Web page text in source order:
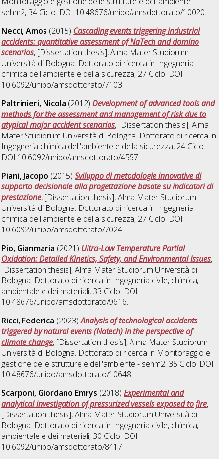
sehm2, 34 Ciclo. DOI 10.48676/unibo/amsdottorato/10020.
Necci, Amos (2015) Cascading events triggering industrial
accidents: quantitative assessment of NaTech and domino
scenarios, [Dissertation thesis], Alma Mater Studiorum
Università di Bologna. Dottorato di ricerca in Ingegneria
chimica dell'ambiente e della sicurezza, 27 Ciclo. DOI
10.6092/unibo/amsdottorato/7103.
Paltrinieri, Nicola (2012)Development of advanced tools and
methods for the assessment and management of risk due to
atypical major accident scenarios, [Dissertation thesis], Alma
Mater Studiorum Università di Bologna. Dottorato di ricerca in
Ingegneria chimica dell'ambiente e della sicurezza, 24 Ciclo.
DOI 10.6092/unibo/amsdottorato/4557.
Piani, Jacopo (2015)Sviluppo di metodologie innovative di
supporto decisionale alla progettazione basate su indicatori di
prestazione, [Dissertation thesis], Alma Mater Studiorum
Università di Bologna. Dottorato di ricerca in Ingegneria
chimica dell'ambiente e della sicurezza, 27 Ciclo. DOI
10.6092/unibo/amsdottorato/7024.
Pio, Gianmaria (2021) Ultra-Low Temperature Partial
Oxidation: Detailed Kinetics, Safety, and Environmental Issues,
[Dissertation thesis], Alma Mater Studiorum Università di
Bologna. Dottorato di ricerca in Ingegneria civile, chimica,
ambientale e dei materiali, 33 Ciclo. DOI
10.48676/unibo/amsdottorato/9616.
Ricci, Federica (2023)Analysis of technological accidents
triggered by natural events (Natech) in the perspective of
climate change, [Dissertation thesis], Alma Mater Studiorum
Università di Bologna. Dottorato di ricerca in Monitoraggio e
gestione delle strutture e dell'ambiente - sehm2, 35 Ciclo. DOI
10.48676/unibo/amsdottorato/10648.
Scarponi, Giordano Emrys (2018)Experimental and
analytical investigation of pressurized vessels exposed to fire,
[Dissertation thesis], Alma Mater Studiorum Università di
Bologna. Dottorato di ricerca in Ingegneria civile, chimica,
ambientale e dei materiali, 30 Ciclo. DOI
10.6092/unibo/amsdottorato/8417.